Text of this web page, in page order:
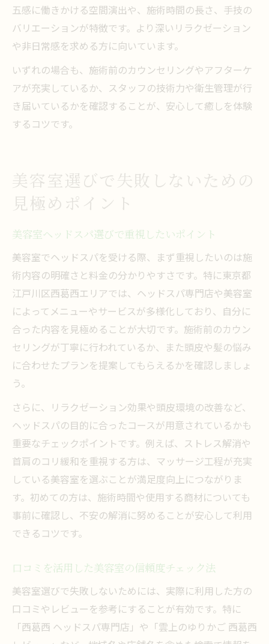
五感に働きかける空間演出や、施術時間の長さ、手技の
バリエーションが特徴です。より深いリラクゼーション
や非日常感を求める方に向いています。
いずれの場合も、施術前のカウンセリングやアフターケ
アが充実しているか、スタッフの技術力や衛生管理が行
き届いているかを確認することが、安心して癒しを体験
するコツです。
美容室選びで失敗しないための
見極めポイント
美容室ヘッドスパ選びで重視したいポイント
美容室でヘッドスパを受ける際、まず重視したいのは施
術内容の明確さと料金の分かりやすさです。特に東京都
江戸川区西葛西エリアでは、ヘッドスパ専門店や美容室
によってメニューやサービスが多様化しており、自分に
合った内容を見極めることが大切です。施術前のカウン
セリングが丁寧に行われているか、また頭皮や髪の悩み
に合わせたプランを提案してもらえるかを確認しましょ
う。
さらに、リラクゼーション効果や頭皮環境の改善など、
ヘッドスパの目的に合ったコースが用意されているかも
重要なチェックポイントです。例えば、ストレス解消や
首肩のコリ緩和を重視する方は、マッサージ工程が充実
している美容室を選ぶことが満足度向上につながりま
す。初めての方は、施術時間や使用する商材についても
事前に確認し、不安の解消に努めることが安心して利用
できるコツです。
口コミを活用した美容室の信頼度チェック法
美容室選びで失敗しないためには、実際に利用した方の
口コミやレビューを参考にすることが有効です。特に
「西葛西 ヘッドスパ専門店」や「雲上のゆりかご 西葛西